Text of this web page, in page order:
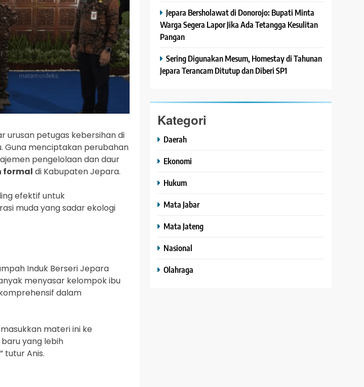
urusan petugas kebersihan di
Guna menciptakan perubahan
pengelolaan dan daur
formal di Kabupaten Jepara.
efektif untuk
muda yang sadar ekologi
Induk Berseri Jepara
menyasar kelompok ibu
dalam
materi ini ke
yang lebih
tutur Anis.
Jepara Bersholawat di Donorojo: Bupati Minta
Warga Segera Lapor Jika Ada Tetangga Kesulitan
Pangan
Sering Digunakan Mesum, Homestay di Tahunan
Jepara Terancam Ditutup dan Diberi SP1
Kategori
Daerah
Ekonomi
Hukum
Mata Jabar
Mata Jateng
Nasional
Olahraga